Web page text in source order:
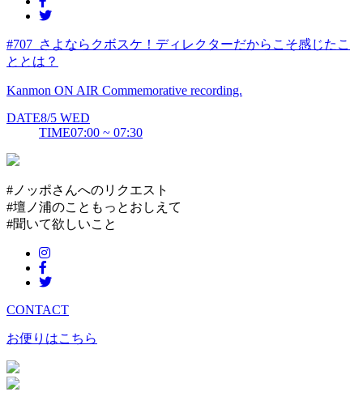
#707_さよならクボスケ！ディレクターだからこそ感じたこ
ととは？
Kanmon ON AIR Commemorative recording.
DATE8/5 WED
TIME07:00 ~ 07:30
#ノッポさんへのリクエスト
#壇ノ浦のこともっとおしえて
#聞いて欲しいこと
CONTACT
お便りはこちら